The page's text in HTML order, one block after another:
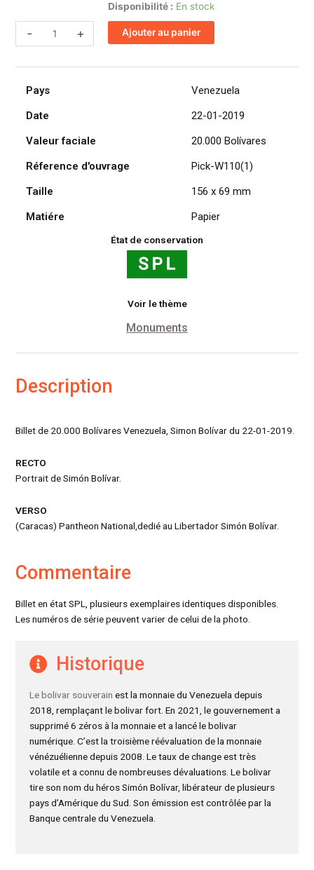
Disponibilité : En stock
-
de
VENEZUELA
de
Bolívares
Simon
22-
01-
+ Ajouter au panier
Pays
Venezuela
Date
22-01-2019
Valeur faciale
20.000 Bolívares
Réference d'ouvrage
Pick-W110(1)
Taille
156 x 69 mm
Matiére
Papier
État de conservation
Voir le thème
Monuments
Description
Billet de 20.000 Bolívares Venezuela, Simon Bolívar du 22-01-2019.
RECTO
Portrait de Simón Bolívar.
VERSO
(Caracas) Pantheon National,dedié au Libertador Simón Bolívar.
Commentaire
Billet en état SPL, plusieurs exemplaires identiques disponibles.
Les numéros de série peuvent varier de celui de la photo.
Historique
Le bolivar souverain est la monnaie du Venezuela depuis
2018, remplaçant le bolivar fort. En 2021, le gouvernement a
supprimé 6 zéros à la monnaie et a lancé le bolivar
numérique. C’est la troisième réévaluation de la monnaie
vénézuélienne depuis 2008. Le taux de change est très
volatile et a connu de nombreuses dévaluations. Le bolivar
tire son nom du héros Simón Bolívar, libérateur de plusieurs
pays d’Amérique du Sud. Son émission est contrôlée par la
Banque centrale du Venezuela.